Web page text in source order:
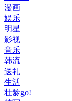
漫画
娱乐
明星
影视
音乐
韩流
送礼
生活
壮龄go!